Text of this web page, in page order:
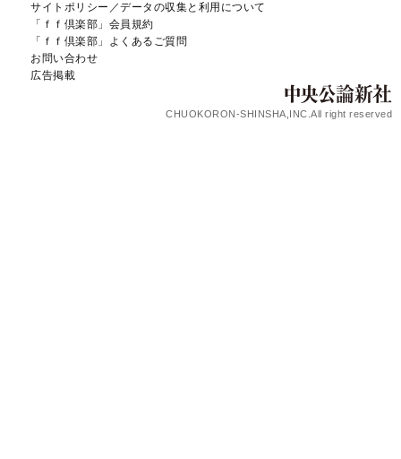
サイトポリシー／データの収集と利用について
「ｆｆ倶楽部」会員規約
「ｆｆ倶楽部」よくあるご質問
お問い合わせ
広告掲載
CHUOKORON-SHINSHA,INC.All right reserved